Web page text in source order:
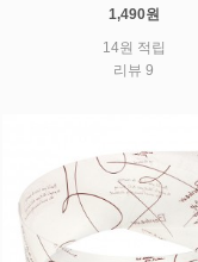
1,490원
14원 적립
리뷰 9